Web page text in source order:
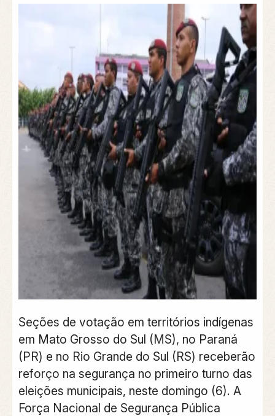
Seções de votação em territórios indígenas
em Mato Grosso do Sul (MS), no Paraná
(PR) e no Rio Grande do Sul (RS) receberão
reforço na segurança no primeiro turno das
eleições municipais, neste domingo (6). A
Força Nacional de Segurança Pública